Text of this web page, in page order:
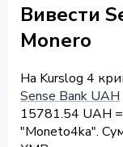
Вивести
Monero
На Kurslog 4
Sense Bank UAH
15781.54 UAH
"Moneto4ka".